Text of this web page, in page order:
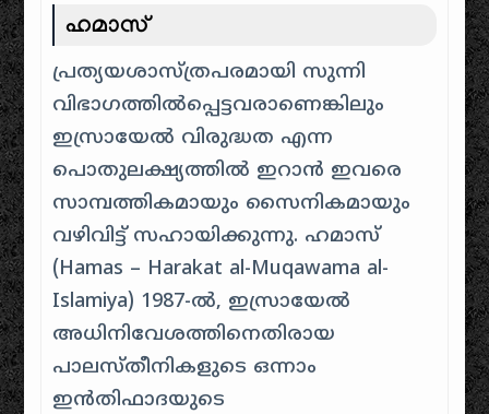
ഹമാസ്
പ്രത്യയശാസ്ത്രപരമായി സുന്നി
വിഭാഗത്തിൽപ്പെട്ടവരാണെങ്കിലും
ഇസ്രായേൽ വിരുദ്ധത എന്ന
പൊതുലക്ഷ്യത്തിൽ ഇറാൻ ഇവരെ
സാമ്പത്തികമായും സൈനികമായും
വഴിവിട്ട് സഹായിക്കുന്നു. ഹമാസ്
(Hamas – Harakat al-Muqawama al-
Islamiya) 1987-ൽ, ഇസ്രായേൽ
അധിനിവേശത്തിനെതിരായ
പാലസ്തീനികളുടെ ഒന്നാം
ഇൻതിഫാദയുടെ